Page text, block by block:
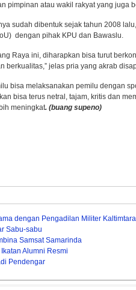
pimpinan atau wakil rakyat yang juga
sudah dibentuk sejak tahun 2008
dengan pihak KPU dan Bawaslu.
Raya ini, diharapkan bisa turut
berkualitas,” jelas pria yang akrab
bisa melaksanakan pemilu dengan
bisa terus netral, tajam, kritis dan
meningkat. (buang supeno)
dengan Pengadilan Militer Kaltimtara
Sabu-sabu
Samsat Samarinda
Alumni Resmi
Pendengar